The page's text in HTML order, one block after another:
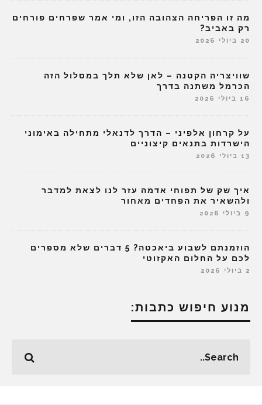
מה זו הפריחה הצהובה הזו, ומי אמר שפרחים פורחים
רק באביב?
20 ביולי 2026
שוויצריה הקטנה – לאן שלא תלך במסלול הזה
הכרמל משתנה בדרך
16 ביולי 2026
על קרחון אלפיני – הדרך לדנאלי מתחילה באימוני
הישרדות בתנאים קיצוניים
13 ביולי 2026
איך שק של תפוחי אדמה עזר לנו לצאת למדבר
ולהשאיר את הפחדים מאחור
9 ביולי 2026
הוזמנתם לשבוע ביאכטה? 5 דברים שלא מספרים
לכם על החלום האקזוטי
2 ביולי 2026
מנוע חיפוש כתבות: